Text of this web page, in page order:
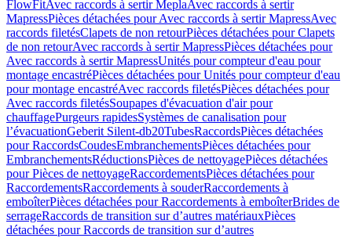
FlowFitAvec raccords à sertir MeplaAvec raccords à sertir
MapressPièces détachées pour Avec raccords à sertir MapressAvec
raccords filetésClapets de non retourPièces détachées pour Clapets
de non retourAvec raccords à sertir MapressPièces détachées pour
Avec raccords à sertir MapressUnités pour compteur d'eau pour
montage encastréPièces détachées pour Unités pour compteur d'eau
pour montage encastréAvec raccords filetésPièces détachées pour
Avec raccords filetésSoupapes d'évacuation d'air pour
chauffagePurgeurs rapidesSystèmes de canalisation pour
l’évacuationGeberit Silent-db20TubesRaccordsPièces détachées
pour RaccordsCoudesEmbranchementsPièces détachées pour
EmbranchementsRéductionsPièces de nettoyagePièces détachées
pour Pièces de nettoyageRaccordementsPièces détachées pour
RaccordementsRaccordements à souderRaccordements à
emboîterPièces détachées pour Raccordements à emboîterBrides de
serrageRaccords de transition sur d’autres matériauxPièces
détachées pour Raccords de transition sur d’autres